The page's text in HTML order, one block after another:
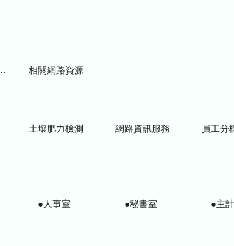
相關網路資源
土壤肥力檢測 網路資訊服務 員工分
●人事室 ●秘書室 ●主